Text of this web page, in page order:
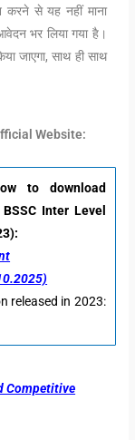
करने से यह नहीं माना
भर लिया गया है।
जाएगा, साथ ही साथ
Website:
to download
Inter Level
released in 2023:
Competitive